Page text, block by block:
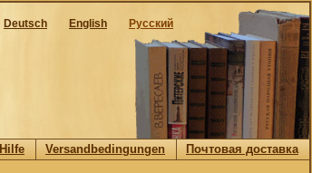
Русский
English
Deutsch
Hilfe Versandbedingungen Почтовая доставка